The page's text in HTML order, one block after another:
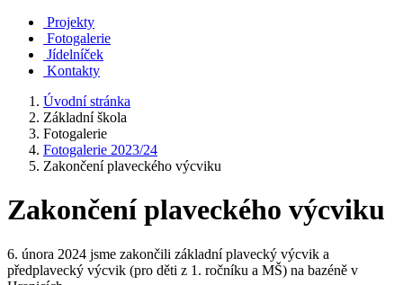
Projekty
Fotogalerie
Jídelníček
Kontakty
Úvodní stránka
Základní škola
Fotogalerie
Fotogalerie 2023/24
Zakončení plaveckého výcviku
Zakončení plaveckého výcviku
6. února 2024 jsme zakončili základní plavecký výcvik a
předplavecký výcvik (pro děti z 1. ročníku a MŠ) na bazéně v